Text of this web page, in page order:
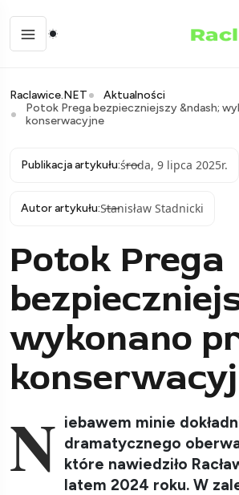
Raclawice.NET
Aktualności
Potok Prega bezpieczniejszy &ndash;
konserwacyjne
Publikacja artykułu:środa, 9 lipca 2025r.
Autor artykułu:Stanisław Stadnicki
Potok Prega
wykonano
N iebawem minie
dramatycznego
które nawiedziło
latem 2024 roku. W